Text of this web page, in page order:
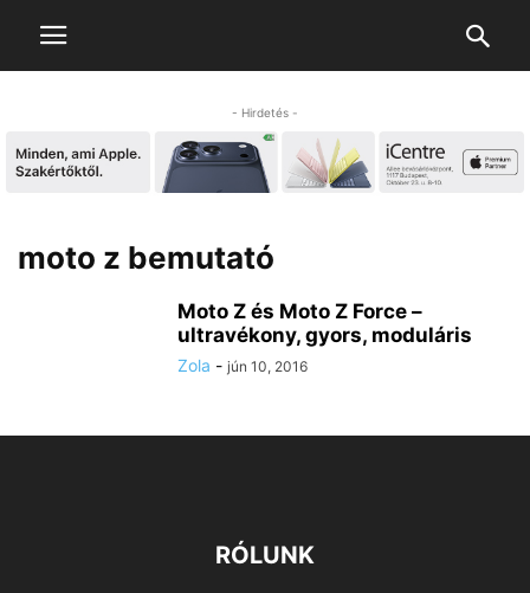
- Hirdetés -
moto z bemutató
Moto Z és Moto Z Force –
ultravékony, gyors, moduláris
Zola - jún 10, 2016
RÓLUNK